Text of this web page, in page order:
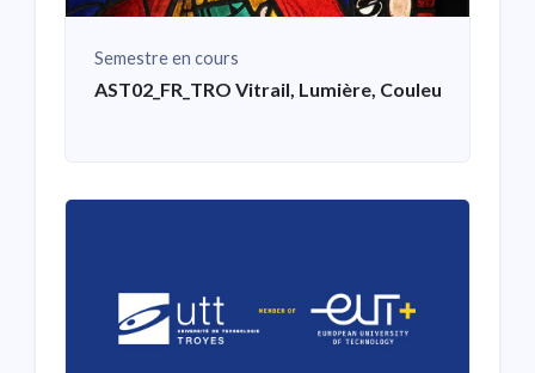
Semestre en cours
AST02_FR_TRO Vitrail, Lumière, Couleurs,